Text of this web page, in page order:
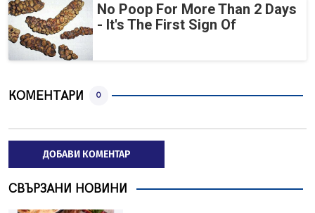
No Poop For More Than 2 Days
- It's The First Sign Of
КОМЕНТАРИ 0
ДОБАВИ КОМЕНТАР
СВЪРЗАНИ НОВИНИ